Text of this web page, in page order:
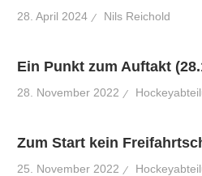
28. April 2024 Nils Reichold
Ein Punkt zum Auftakt
28. November 2022
Zum Start kein
25. November 2022